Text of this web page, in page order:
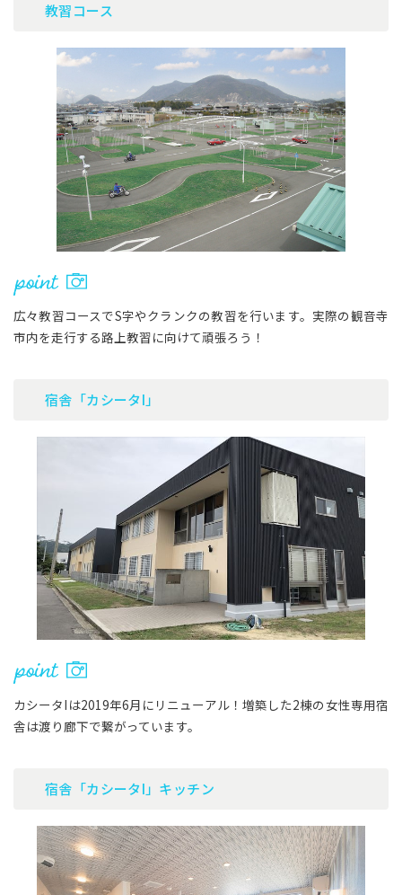
教習コース
広々教習コースでS字やクランクの教習を行います。実際の観音寺
市内を走行する路上教習に向けて頑張ろう！
宿舎「カシータI」
カシータIは2019年6月にリニューアル！増築した2棟の女性専用宿
舎は渡り廊下で繋がっています。
宿舎「カシータI」キッチン